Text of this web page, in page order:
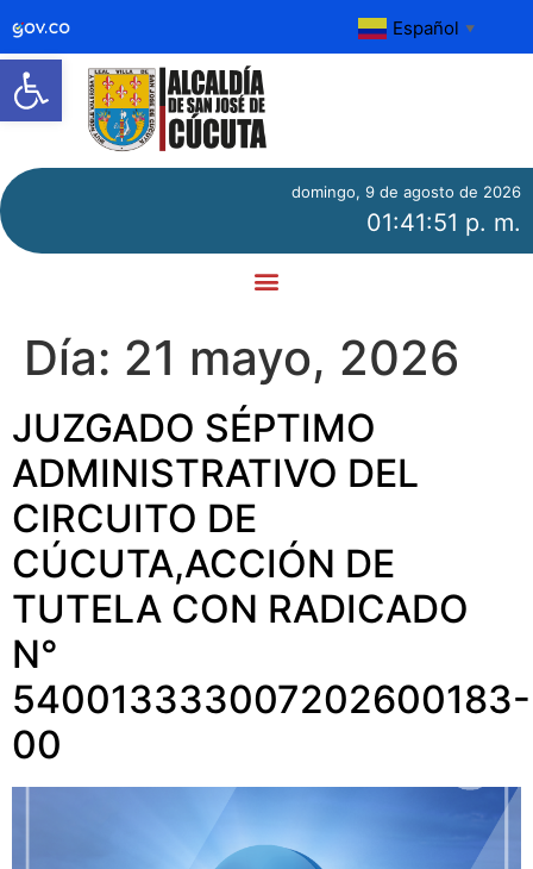
Abrir barra de herramientas
Español ▼
domingo, 9 de agosto de 2026
01:41:52 p. m.
Día: 21 mayo, 2026
JUZGADO SÉPTIMO
ADMINISTRATIVO DEL
CIRCUITO DE
CÚCUTA,ACCIÓN DE
TUTELA CON RADICADO
N°
540013333007202600183-
00